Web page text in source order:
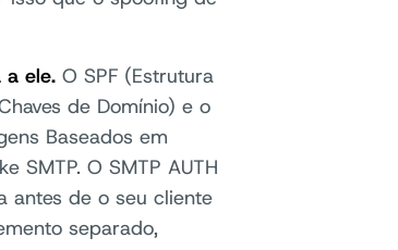
a ele. O SPF (Estrutura
de Domínio) e o
Baseados em
SMTP. O SMTP AUTH
antes de o seu cliente
separado,